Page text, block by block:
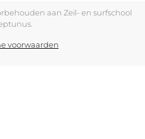
aan Zeil- en surfschool
voorwaarden